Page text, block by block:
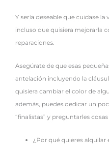
Y sería deseable que cuidase
incluso que quisiera mejorarla
reparaciones.
Asegúrate de que esas
antelación incluyendo la
quisiera cambiar el color de
además, puedes dedicar un
“finalistas” y preguntarles
¿Por qué quieres alquilar